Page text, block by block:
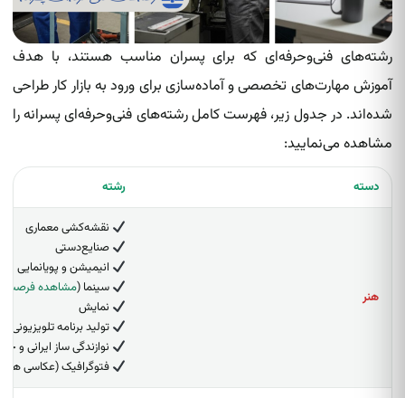
رشته‌های فنی‌وحرفه‌ای که برای پسران مناسب هستند، با هدف
آموزش مهارت‌های تخصصی و آماده‌سازی برای ورود به بازار کار طراحی
شده‌اند. در جدول زیر، فهرست کامل رشته‌های فنی‌وحرفه‌ای پسرانه را
مشاهده می‌نمایید:
دسته رشته
هنر
نقشه‌کشی معماری
صنایع‌دستی
انیمیشن و پویانمایی
سینما (مشاهده
نمایش
تولید برنامه تلویزیونی
نوازندگی ساز ایرانی و
فتوگرافیک (عکاسی